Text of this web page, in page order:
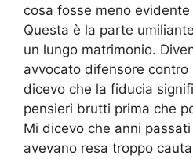
cosa fosse meno
Questa è la parte
un lungo matrimonio.
avvocato difensore
dicevo che la fiducia
pensieri brutti prima che
Mi dicevo che anni
avevano resa troppo